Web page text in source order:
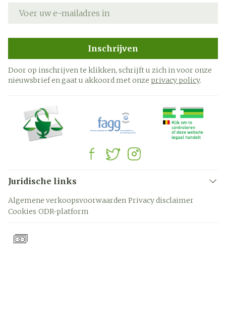
Inschrijven
Door op inschrijven te klikken, schrijft u zich in voor onze
nieuwsbrief en gaat u akkoord met onze privacy policy.
Juridische links
Algemene verkoopsvoorwaarden Privacy disclaimer
Cookies ODR-platform